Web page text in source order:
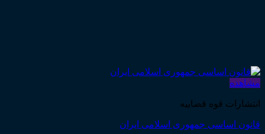
مشاهده
انتشارات قوه قضاییه
قانون اساسی جمهوری اسلامی ایران